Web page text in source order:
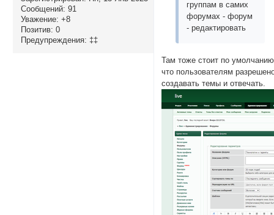
Сообщений: 91
Уважение: +8
Позитив: 0
Предупреждения: ‡‡
группам в самих
форумах - форум
- редактировать
Там тоже стоит по
что пользователям
создавать темы и отвечать.